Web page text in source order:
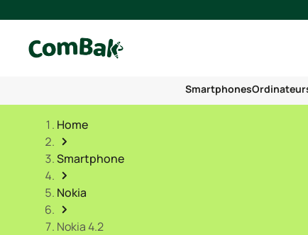
Smartphones
Home
Smartphone
Nokia
Nokia 4.2